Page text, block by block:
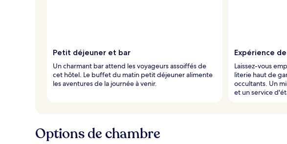
Petit déjeuner et bar
Un charmant bar attend les voyageurs assoiffés de
cet hôtel. Le buffet du matin petit déjeuner alimente
les aventures de la journée à venir.
Expérience
Laissez-vous
literie haut de
occultants. Un
et un service
Options de chambre